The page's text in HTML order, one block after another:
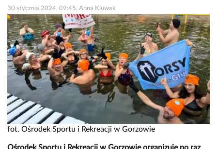
30 stycznia 2024, 09:45, Anna Kluwak
fot. Ośrodek Sportu i Rekreacji w Gorzowie